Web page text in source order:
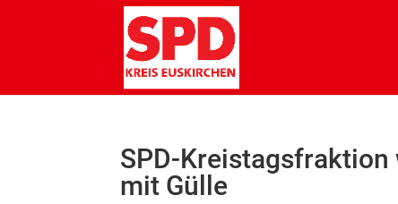
SPD-
mit Gülle